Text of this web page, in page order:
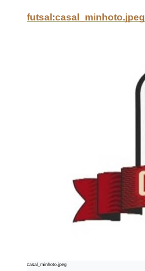
futsal:casal_minhoto.jpeg
casal_minhoto.jpeg